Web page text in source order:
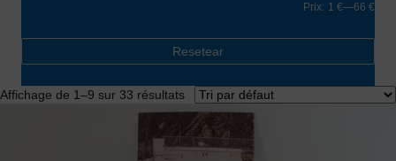
Prix: 1 €—66 €
Resetear
Affichage de 1–9 sur 33 résultats